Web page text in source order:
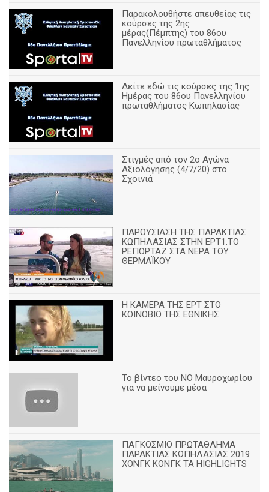
Παρακολουθήστε απευθείας τις
κούρσες της 2ης
μέρας(Πέμπτης) του 86ου
Πανελληνίου πρωταθλήματος
Δείτε εδώ τις κούρσες της 1ης
Ημέρας του 86ου Πανελληνίου
πρωταθλήματος Κωπηλασίας
Στιγμές από τον 2ο Αγώνα
Αξιολόγησης (4/7/20) στο
Σχοινιά
ΠΑΡΟΥΣΙΑΣΗ ΤΗΣ ΠΑΡΑΚΤΙΑΣ
ΚΩΠΗΛΑΣΙΑΣ ΣΤΗΝ ΕΡΤ1.ΤΟ
ΡΕΠΟΡΤΑΖ ΣΤΑ ΝΕΡΑ ΤΟΥ
ΘΕΡΜΑΪΚΟΥ
Η ΚΑΜΕΡΑ ΤΗΣ ΕΡΤ ΣΤΟ
ΚΟΙΝΟΒΙΟ ΤΗΣ ΕΘΝΙΚΗΣ
Το βίντεο του ΝΟ Μαυροχωρίου
για να μείνουμε μέσα
ΠΑΓΚΟΣΜΙΟ ΠΡΩΤΑΘΛΗΜΑ
ΠΑΡΑΚΤΙΑΣ ΚΩΠΗΛΑΣΙΑΣ 2019
ΧΟΝΓΚ ΚΟΝΓΚ ΤΑ HIGHLIGHTS